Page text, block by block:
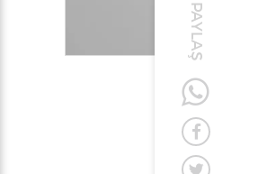
PAYLAŞ